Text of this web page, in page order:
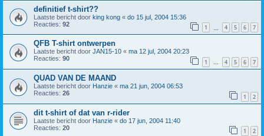
definitief t-shirt??
Laatste bericht door king kong « do 15 jul, 2004 15:36
Reacties: 92 1 4 5 6 7
QFB T-shirt ontwerpen
Laatste bericht door JAN15-10 « ma 12 jul, 2004 20:23
Reacties: 90 1 … 4 5 6 7
QUAD VAN DE MAAND
Laatste bericht door Hanzie « ma 21 jun, 2004 06:53
Reacties: 26 1 2
dit t-shirt of dat van r-rider
Laatste bericht door Hanzie « do 17 jun, 2004 11:40
Reacties: 20 1 2